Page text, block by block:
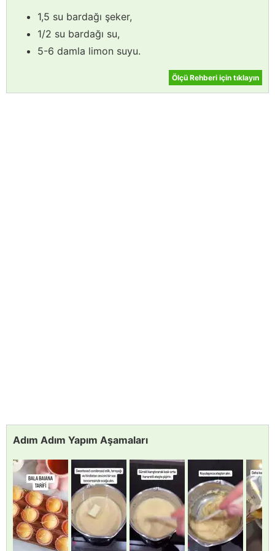
1,5 su bardağı şeker,
1/2 su bardağı su,
5-6 damla limon suyu.
Ölçü Rehberi için tıklayın
Adım Adım Yapım Aşamaları